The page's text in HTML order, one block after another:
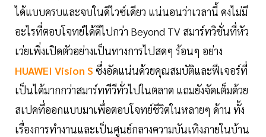
ได้แบบครบและจบในดีไวซ์เดียว แน่นอนว่าเวลานี้ คงไม่มี
อะไรที่ตอบโจทย์ได้ดีไปกว่า Beyond TV สมาร์ทวิชั่นที่หัว
เว่ยเพิ่งเปิดตัวอย่างเป็นทางการไปสดๆ ร้อนๆ อย่าง
HUAWEI Vision S ซึ่งอัดแน่นด้วยคุณสมบัติและฟีเจอร์ที่
เป็นได้มากกว่าสมาร์ททีวีทั่วไปในตลาด แถมยังจัดเต็มด้วย
สเปคที่ออกแบบมาเพื่อตอบโจทย์ชีวิตในหลายๆ ด้าน ทั้ง
เรื่องการทำงานและเป็นศูนย์กลางความบันเทิงภายในบ้าน